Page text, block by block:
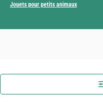
Jouets pour petits animaux